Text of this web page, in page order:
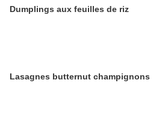
Dumplings aux feuilles de riz
Lasagnes butternut champignons